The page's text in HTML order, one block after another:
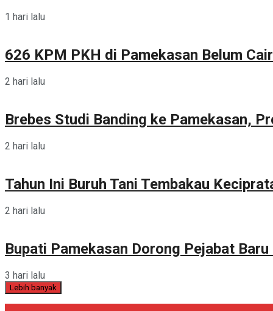
1 hari lalu
626 KPM PKH di Pamekasan Belum
2 hari lalu
Brebes Studi Banding ke Pamekasan,
2 hari lalu
Tahun Ini Buruh Tani Tembakau
2 hari lalu
Bupati Pamekasan Dorong Pejabat Baru
3 hari lalu
Lebih banyak